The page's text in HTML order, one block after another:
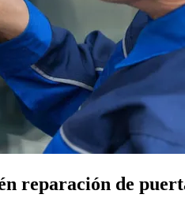
reparación de